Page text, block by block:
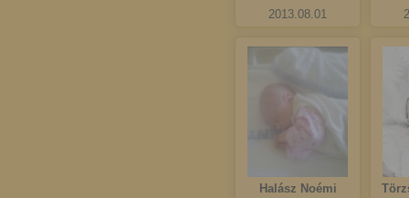
2013.08.01
Halász Noémi